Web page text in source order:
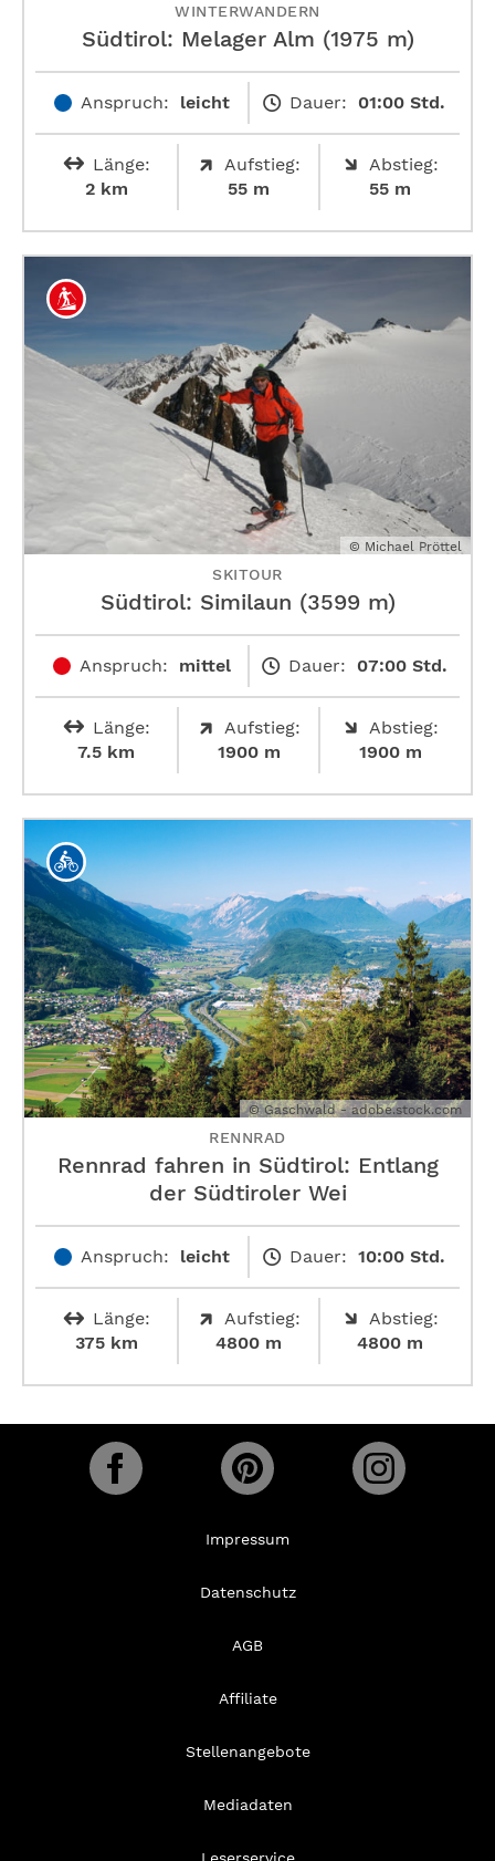
WINTERWANDERN
Südtirol: Melager Alm (1975 m)
Anspruch: leicht Dauer: 01:00 Std.
Länge:
2 km
Aufstieg:
55 m
Abstieg:
55 m
© Michael Pröttel
SKITOUR
Südtirol: Similaun (3599 m)
Anspruch: mittel Dauer: 07:00 Std.
Länge:
7.5 km
Aufstieg:
1900 m
Abstieg:
1900 m
© Gaschwald - adobe.stock.com
RENNRAD
Rennrad fahren in Südtirol: Entlang
der Südtiroler Wei
Anspruch: leicht Dauer: 10:00 Std.
Länge:
375 km
Aufstieg:
4800 m
Abstieg:
4800 m
Impressum
Datenschutz
AGB
Affiliate
Stellenangebote
Mediadaten